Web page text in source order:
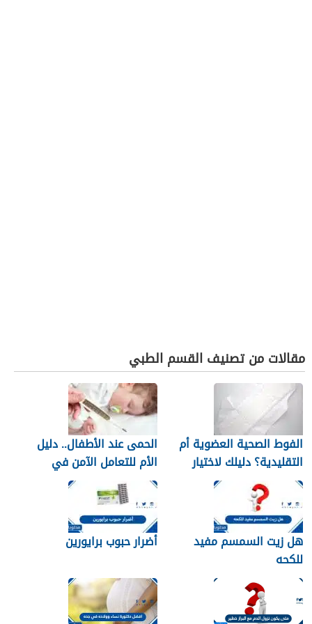
مقالات من تصنيف القسم الطبي
الفوط الصحية العضوية أم
التقليدية؟ دليلك لاختيار
النوع الأنسب لبشرتك
الحمى عند الأطفال.. دليل
الأم للتعامل الآمن في
المنزل
هل زيت السمسم مفيد
للكحه
أضرار حبوب برايورين